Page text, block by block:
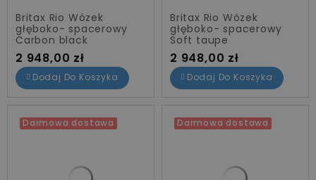
Britax Rio Wózek
głęboko- spacerowy
Carbon black
Cena
2 948,00 zł
Dodaj Do Koszyka
Britax Rio Wózek
głęboko- spacerowy
Soft taupe
Cena
2 948,00 zł
Dodaj Do Koszyka
Darmowa dostawa Darmowa dostawa